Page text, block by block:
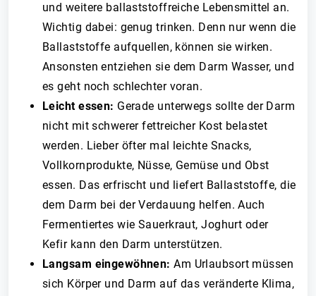
und weitere ballaststoffreiche Lebensmittel an.
Wichtig dabei: genug trinken. Denn nur wenn die
Ballaststoffe aufquellen, können sie wirken.
Ansonsten entziehen sie dem Darm Wasser, und
es geht noch schlechter voran.
Leicht essen: Gerade unterwegs sollte der Darm
nicht mit schwerer fettreicher Kost belastet
werden. Lieber öfter mal leichte Snacks,
Vollkornprodukte, Nüsse, Gemüse und Obst
essen. Das erfrischt und liefert Ballaststoffe, die
dem Darm bei der Verdauung helfen. Auch
Fermentiertes wie Sauerkraut, Joghurt oder
Kefir kann den Darm unterstützen.
Langsam eingewöhnen:Am Urlaubsort müssen
sich Körper und Darm auf das veränderte Klima,